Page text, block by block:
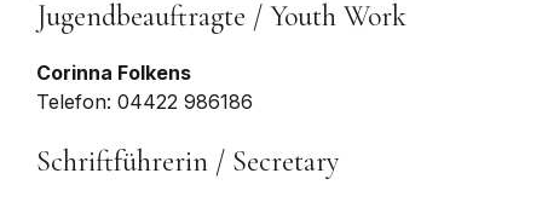
Jugendbeauftragte / Youth Work
Corinna Folkens
Telefon: 04422 986186
Schriftführerin / Secretary